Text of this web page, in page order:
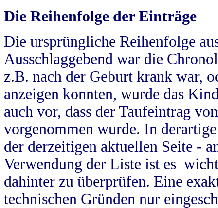
Die Reihenfolge der Einträge
Die ursprüngliche Reihenfolge
Ausschlaggebend war die
z.B. nach der Geburt krank war,
anzeigen konnten, wurde das
auch vor, dass der Taufeintrag
vorgenommen wurde. In
der derzeitigen aktuellen Seite -
Verwendung der Liste ist es
dahinter zu überprüfen. Eine
technischen Gründen nur